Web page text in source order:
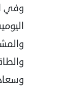
وفي